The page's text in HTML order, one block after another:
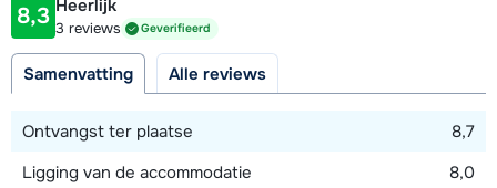
Afstand tot piste
1200 meter
50 meter
8,3 Heerlijk
3 reviews Geverifieerd
Samenvatting Alle reviews
Ontvangst ter plaatse
8,7
Ligging van de accommodatie
8,0